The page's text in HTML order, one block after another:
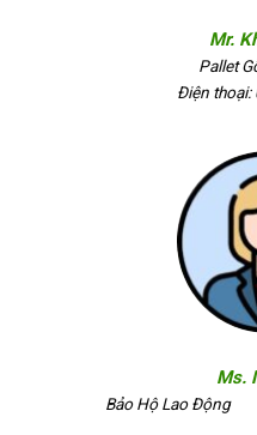
Mr.
Pallet
Điện
Ms.
Bảo Hộ Lao